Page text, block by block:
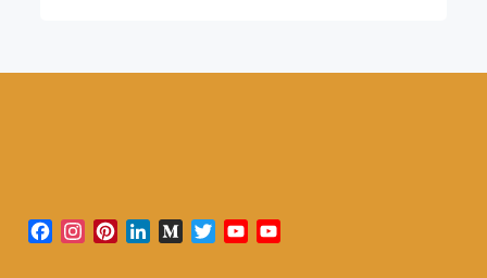
Facebook
Instagram
PinterestLinkedInMediumTwitterYouTube